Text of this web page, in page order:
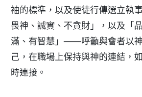
袖的標準，以及使徒行傳選立
畏神、誠實、不貪財」，以及「
滿、有智慧」——呼籲與會者以
己，在職場上保持與神的連結，
時連接。